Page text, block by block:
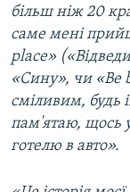
більш ніж 20
саме мені
place»
«Сину», чи «Be
сміливим, будь
пам'ятаю, щось
готелю в авто».